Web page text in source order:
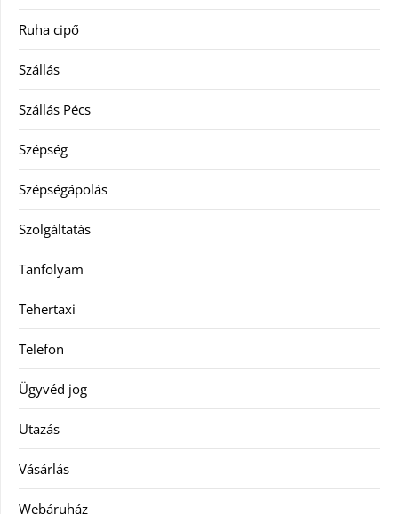
Ruha cipő
Szállás
Szállás Pécs
Szépség
Szépségápolás
Szolgáltatás
Tanfolyam
Tehertaxi
Telefon
Ügyvéd jog
Utazás
Vásárlás
Webáruház